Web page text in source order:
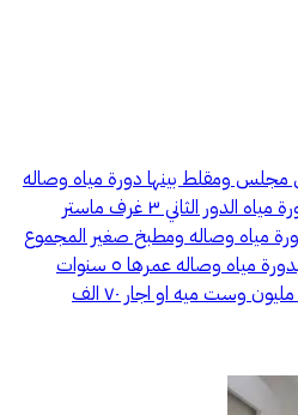
ومقلط بينها دورة مياه وصاله
كبيره ومطبخ وغرفة كبار سن ودورة مياه الدور الثاني ٣ غرف ماستر
بينها دورة مياه وصاله ومطبخ صغير المجموع
٥ غرف الدور الاخير غرفة خادمه بدورة مياه وصاله عمرها ٥ سنوات